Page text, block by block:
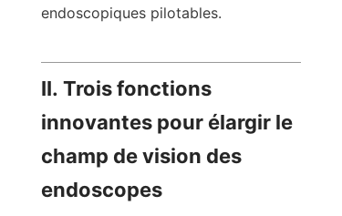
endoscopiques pilotables.
II. Trois fonctions
innovantes pour élargir le
champ de vision des
endoscopes